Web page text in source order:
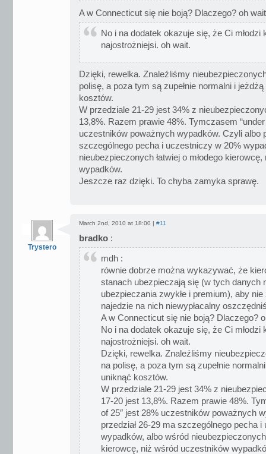
A w Connecticut się nie boją? Dlaczego? oh
No i na dodatek okazuje się, że Ci młodzi
najostrożniejsi. oh wait.
Dzięki, rewelka. Znaleźliśmy
polisę, a poza tym są zupełnie normalni i
kosztów.
W przedziale 21-29 jest 34% z
13,8%. Razem prawie 48%. Tymczasem
uczestników poważnych wypadków. Czyli albo
szczególnego pecha i uczestniczy w 20%
nieubezpieczonych łatwiej o młodego
wypadków.
Jeszcze raz dzięki. To chyba zamyka sprawę.
Trystero
March 2nd, 2010 at 18:00 | #11
bradko :
mdh :
równie dobrze można wykazywać, że
stanach ubezpieczają się (w tych danych
ubezpieczania zwykłe i premium), aby
najedzie na nich niewypłacalny
A w Connecticut się nie boją? Dlaczego?
No i na dodatek okazuje się, że Ci młodzi
najostrożniejsi. oh wait.
Dzięki, rewelka. Znaleźliśmy
na polisę, a poza tym są zupełnie
uniknąć kosztów.
W przedziale 21-29 jest 34% z
17-20 jest 13,8%. Razem prawie 48%.
of 25″ jest 28% uczestników poważnych
przedział 26-29 ma szczególnego pecha
wypadków, albo wśród nieubezpieczonych
kierowcę, niż wśród uczestników